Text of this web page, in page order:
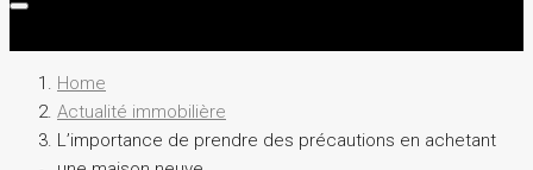
Home
Actualité immobilière
L’importance de prendre des précautions en achetant